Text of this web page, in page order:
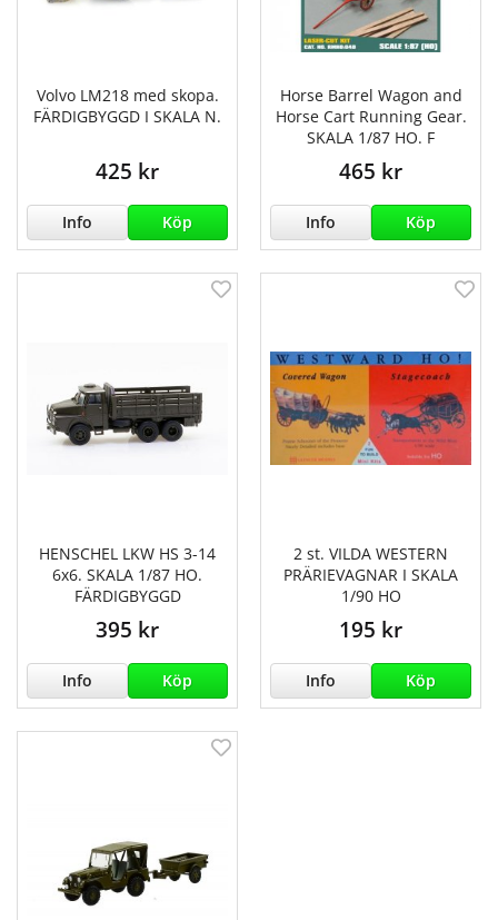
Volvo LM218 med skopa.
FÄRDIGBYGGD I SKALA N.
425 kr
Info Köp
Horse Barrel Wagon and
Horse Cart Running Gear.
SKALA 1/87 HO. F
465 kr
Info Köp
HENSCHEL LKW HS 3-14
6x6. SKALA 1/87 HO.
FÄRDIGBYGGD
395 kr
Info Köp
2 st. VILDA WESTERN
PRÄRIEVAGNAR I SKALA
1/90 HO
195 kr
Info Köp